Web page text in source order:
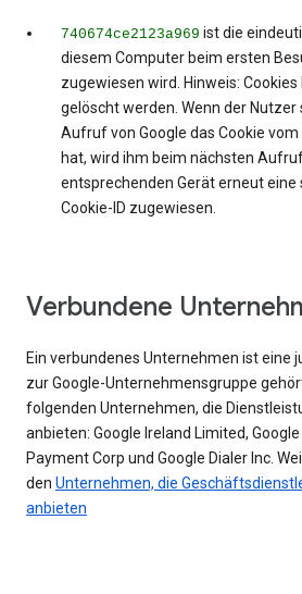
740674ce2123a969 ist die
diesem Computer beim ersten
zugewiesen wird. Hinweis:
gelöscht werden. Wenn der
Aufruf von Google das Cookie
hat, wird ihm beim nächsten
entsprechenden Gerät erneut eine
Cookie-ID zugewiesen.
Verbundene
Ein verbundenes Unternehmen ist eine
zur Google-Unternehmensgruppe
folgenden Unternehmen, die
anbieten: Google Ireland Limited,
Payment Corp und Google Dialer Inc.
den Unternehmen, die
anbieten